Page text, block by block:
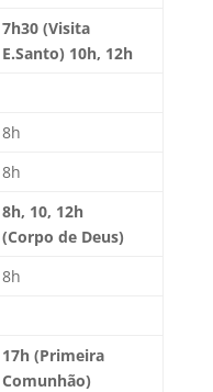
7h30 (Visita
E.Santo) 10h, 12h
8h
8h
8h, 10, 12h
(Corpo de Deus)
8h
17h (Primeira
Comunhão)